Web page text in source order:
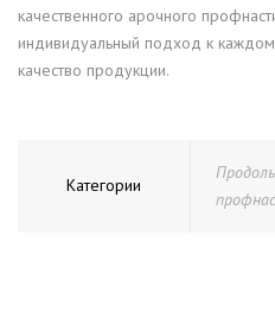
качественного арочного
индивидуальный подход к
качество продукции.
Категории